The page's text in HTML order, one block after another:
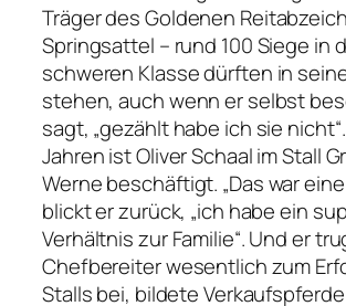
Träger des Goldenen
Springsattel – rund 100 Siege in
schweren Klasse dürften in
stehen, auch wenn er selbst
sagt, „gezählt habe ich sie
Jahren ist Oliver Schaal im Stall
Werne beschäftigt. „Das war
blickt er zurück, „ich habe ein
Verhältnis zur Familie“. Und er
Chefbereiter wesentlich zum
Stalls bei, bildete